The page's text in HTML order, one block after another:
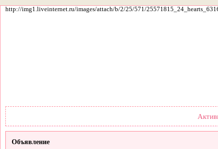
http://img1.liveinternet.ru/images/attach/b/2/25/571/
Объявление